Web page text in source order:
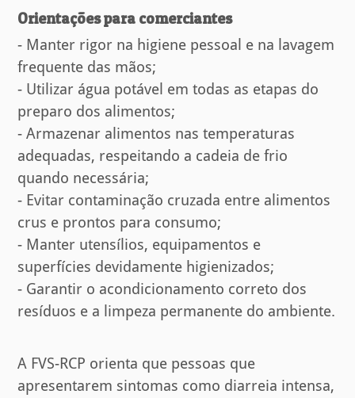
Orientações para comerciantes
- Manter rigor na higiene pessoal e na lavagem
frequente das mãos;
- Utilizar água potável em todas as etapas do
preparo dos alimentos;
- Armazenar alimentos nas temperaturas
adequadas, respeitando a cadeia de frio
quando necessária;
- Evitar contaminação cruzada entre alimentos
crus e prontos para consumo;
- Manter utensílios, equipamentos e
superfícies devidamente higienizados;
- Garantir o acondicionamento correto dos
resíduos e a limpeza permanente do ambiente.
A FVS-RCP orienta que pessoas que
apresentarem sintomas como diarreia intensa,